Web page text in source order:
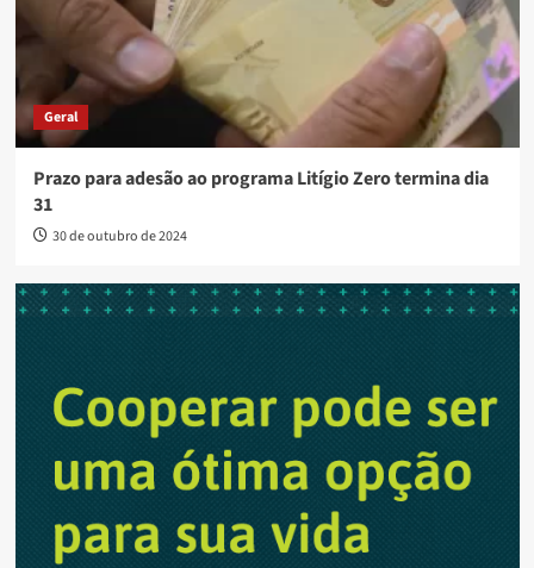
Geral
Prazo para adesão ao programa Litígio Zero termina dia
31
30 de outubro de 2024